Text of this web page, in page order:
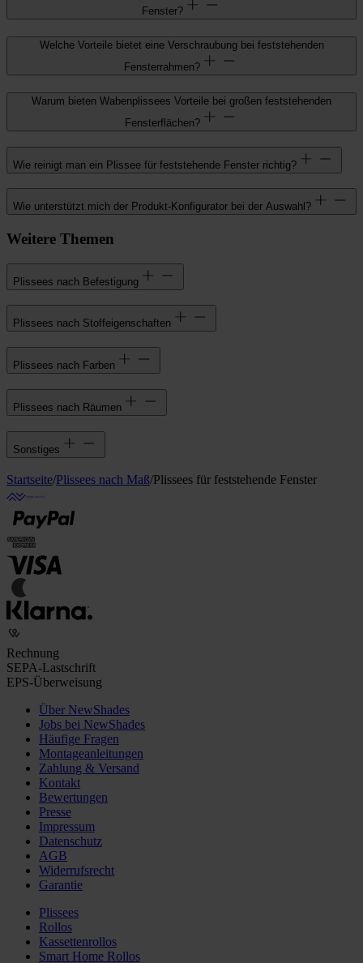
Fenster?
Welche Vorteile bietet eine Verschraubung bei feststehenden
Fensterrahmen?
Warum bieten Wabenplissees Vorteile bei großen feststehenden
Fensterflächen?
Wie reinigt man ein Plissee für feststehende Fenster richtig?
Wie unterstützt mich der Produkt-Konfigurator bei der Auswahl?
Weitere Themen
Plissees nach Befestigung
Plissees nach Stoffeigenschaften
Plissees nach Farben
Plissees nach Räumen
Sonstiges
Startseite/Plissees nach Maß/Plissees für feststehende Fenster
Rechnung
SEPA-Lastschrift
EPS-Überweisung
Über NewShades
Jobs bei NewShades
Häufige Fragen
Montageanleitungen
Zahlung & Versand
Kontakt
Bewertungen
Presse
Impressum
Datenschutz
AGB
Widerrufsrecht
Garantie
Plissees
Rollos
Kassettenrollos
Smart Home Rollos